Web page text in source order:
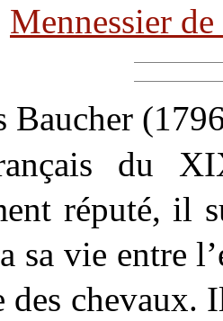
Mennessier
Baucher
du
réputé, il
sa vie entre
des chevaux.